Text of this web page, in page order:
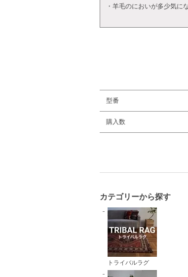
・羊毛のにおいが多少気に
型番
購入数
カテゴリーから探す
トライバルラグ